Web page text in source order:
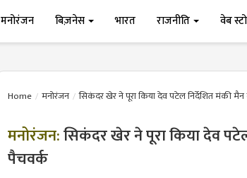
मनोरंजन बिज़नेस भारत राजनीति वेब
Home मनोरंजन सिकंदर खेर ने पूरा किया देव पटेल निर्देशित मंकी
मनोरंजन:सिकंदर खेर ने पूरा किया देव
पैचवर्क